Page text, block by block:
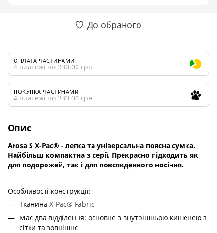
До обраного
ОПЛАТА ЧАСТИНАМИ
4 платежі по 330.00 грн
ПОКУПКА ЧАСТИНАМИ
4 платежі по 330.00 грн
Опис
Arosa S X-Pac® - легка та універсальна поясна сумка.
Найбільш компактна з серії. Прекрасно підходить як
для подорожей, так і для повсякденного носіння.
Особливості конструкції:
Тканина X-Pac® Fabric
Має два відділення: основне з внутрішньою кишенею з
сітки та зовнішнє